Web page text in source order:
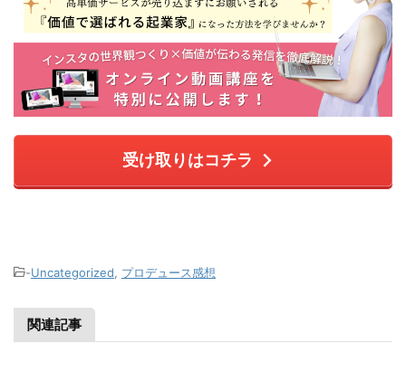
受け取りはコチラ
-Uncategorized プロデュース感想
関連記事